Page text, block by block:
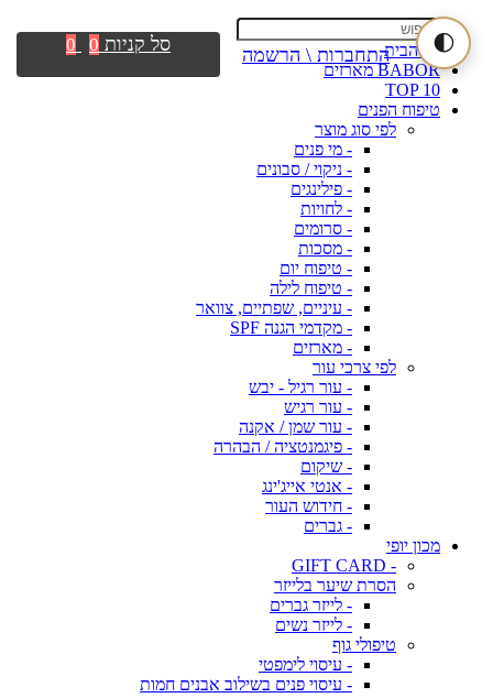
🌓דף הבית
BABOR מארזים
TOP 10
טיפוח הפנים
לפי סוג מוצר
- מי פנים
- ניקוי / סבונים
- פילינגים
- לחויות
- סרומים
- מסכות
- טיפוח יום
- טיפוח לילה
- עיניים, שפתיים, צוואר
- מקדמי הגנה SPF
- מארזים
לפי צרכי עור
- עור רגיל - יבש
- עור רגיש
- עור שמן / אקנה
- פיגמנטציה / הבהרה
- שיקום
- אנטי אייג'ינג
- חידוש העור
- גברים
מכון יופי
- GIFT CARD
הסרת שיער בלייזר
- לייזר גברים
- לייזר נשים
טיפולי גוף
- עיסוי לימפטי
- עיסוי פנים בשילוב אבנים חמות
התחברות \ הרשמה סל קניות 0
0